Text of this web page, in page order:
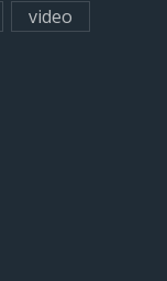
video